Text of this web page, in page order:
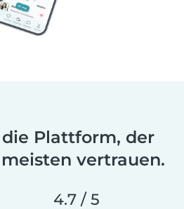
Plattform, der
vertrauen.
4.7 / 5